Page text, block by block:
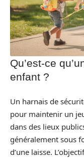
Qu’est-ce
enfant ?
Un harnais de
pour maintenir un
dans des lieux
généralement sous
d’une laisse.